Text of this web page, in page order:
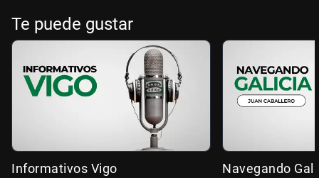
Te puede gustar
Informativos Vigo Navegando